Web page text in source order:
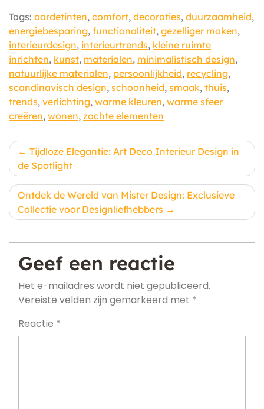
Tags: aardetinten, comfort, decoraties, duurzaamheid,
energiebesparing, functionaliteit, gezelliger maken,
interieurdesign, interieurtrends, kleine ruimte
inrichten, kunst, materialen, minimalistisch design,
natuurlijke materialen, persoonlijkheid, recycling,
scandinavisch design, schoonheid, smaak, thuis,
trends, verlichting, warme kleuren, warme sfeer
creëren, wonen, zachte elementen
Berichtnavigatie
Tijdloze Elegantie: Art Deco Interieur Design in
de Spotlight
Ontdek de Wereld van Mister Design: Exclusieve
Collectie voor Designliefhebbers
Geef een reactie
Het e-mailadres wordt niet gepubliceerd.
Vereiste velden zijn gemarkeerd met *
Reactie *